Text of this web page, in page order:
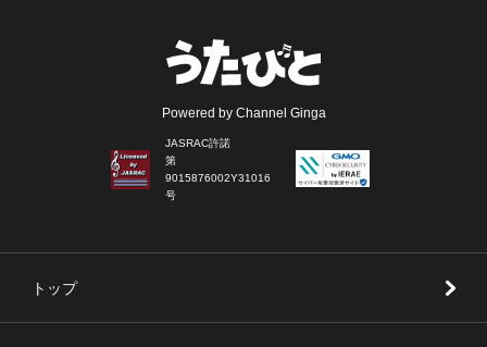
Powered by Channel Ginga
JASRAC許諾
第
9015876002Y31016
号
トップ